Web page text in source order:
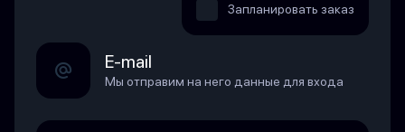
Запланировать заказ
E-mail
Мы отправим на него данные для входа